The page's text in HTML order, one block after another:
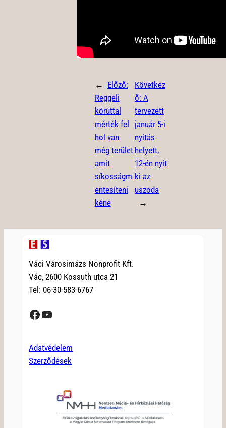
← Előző:
Reggeli
körúttal
mérték fel
hol van
még terület
amit
síkosságm
entesíteni
kéne
Következ
ő: A
tervezett
január 5-i
nyitás
helyett,
12-én nyit
ki az
uszoda
→
Váci Városimázs Nonprofit Kft.
Vác, 2600 Kossuth utca 21
Tel: 06-30-583-6767
Facebook YouTube
Adatvédelem
Szerződések